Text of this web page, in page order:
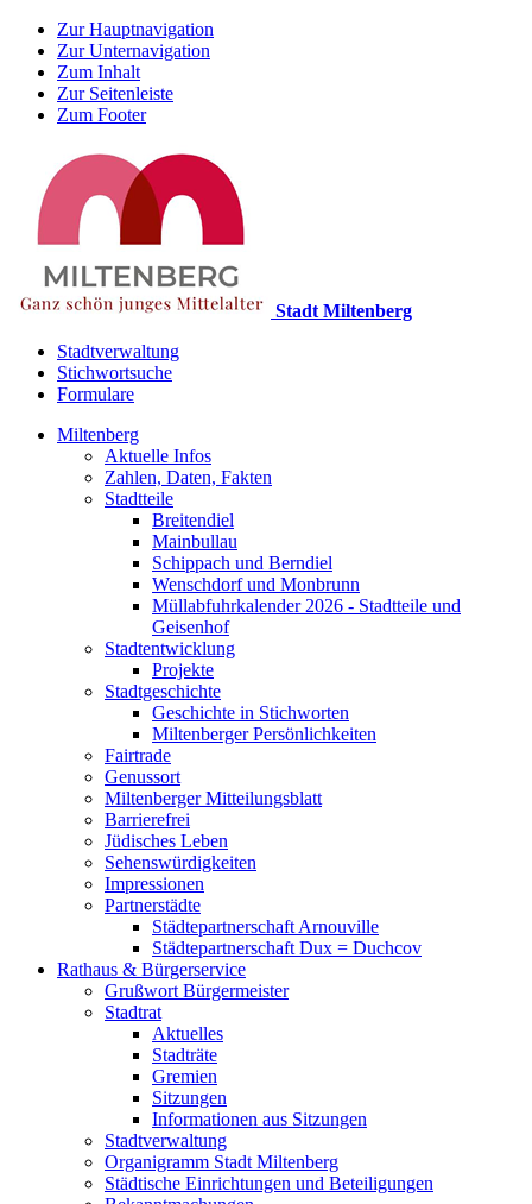
Zur Hauptnavigation
Zur Unternavigation
Zum Inhalt
Zur Seitenleiste
Zum Footer
Stadt Miltenberg
Stadtverwaltung
Stichwortsuche
Formulare
Miltenberg
Aktuelle Infos
Zahlen, Daten, Fakten
Stadtteile
Breitendiel
Mainbullau
Schippach und Berndiel
Wenschdorf und Monbrunn
Müllabfuhrkalender 2026 - Stadtteile und
Geisenhof
Stadtentwicklung
Projekte
Stadtgeschichte
Geschichte in Stichworten
Miltenberger Persönlichkeiten
Fairtrade
Genussort
Miltenberger Mitteilungsblatt
Barrierefrei
Jüdisches Leben
Sehenswürdigkeiten
Impressionen
Partnerstädte
Städtepartnerschaft Arnouville
Städtepartnerschaft Dux = Duchcov
Rathaus & Bürgerservice
Grußwort Bürgermeister
Stadtrat
Aktuelles
Stadträte
Gremien
Sitzungen
Informationen aus Sitzungen
Stadtverwaltung
Organigramm Stadt Miltenberg
Städtische Einrichtungen und Beteiligungen